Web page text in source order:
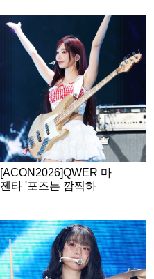
[ACON2026]QWER 마
젠타 '포즈는 깜찍하